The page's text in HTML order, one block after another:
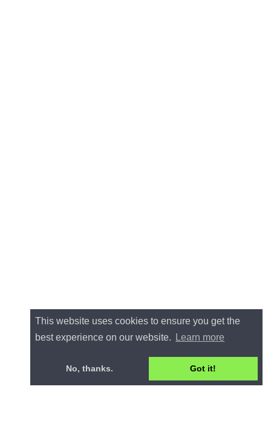
This website uses cookies to ensure you get the
best experience on our website.
Learn more
No, thanks. Got it!